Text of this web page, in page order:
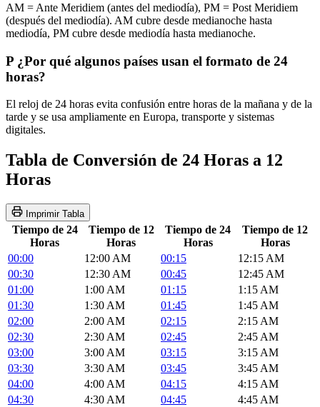
AM = Ante Meridiem (antes del mediodía), PM = Post Meridiem
(después del mediodía). AM cubre desde medianoche hasta
mediodía, PM cubre desde mediodía hasta medianoche.
P ¿Por qué algunos países usan el formato de 24
horas?
El reloj de 24 horas evita confusión entre horas de la mañana y de la
tarde y se usa ampliamente en Europa, transporte y sistemas
digitales.
Tabla de Conversión de 24 Horas a 12
Horas
Imprimir Tabla
Tiempo de 24
Horas
Tiempo de 12
Horas
Tiempo de 24
Horas
Tiempo de 12
Horas
00:00
12:00 AM 00:15
12:15 AM
00:30
12:30 AM 00:45
12:45 AM
01:00
1:00 AM 01:15
1:15 AM
01:30
1:30 AM 01:45
1:45 AM
02:00
2:00 AM 02:15
2:15 AM
02:30
2:30 AM 02:45
2:45 AM
03:00
3:00 AM 03:15
3:15 AM
03:30
3:30 AM 03:45
3:45 AM
04:00
4:00 AM 04:15
4:15 AM
04:30
4:30 AM 04:45
4:45 AM